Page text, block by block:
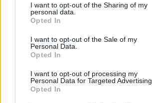
I want to opt-out of the Sharing of my
personal data.
Opted In
I want to opt-out of the Sale of my
Personal Data.
Opted In
I want to opt-out of processing my
Personal Data for Targeted Advertising.
Opted In
4
UUTISET